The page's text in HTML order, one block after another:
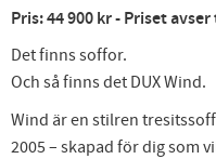
Pris: 44 900 kr - Priset
Det finns soffor.
Och så finns det DUX Wind.
Wind är en stilren
2005 – skapad för dig som